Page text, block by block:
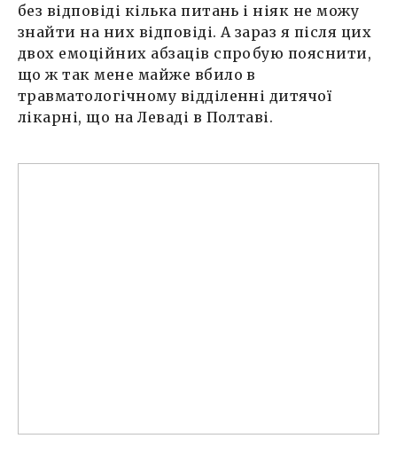
без відповіді кілька питань і ніяк не можу
знайти на них відповіді. А зараз я після цих
двох емоційних абзаців спробую пояснити,
що ж так мене майже вбило в
травматологічному відділенні дитячої
лікарні, що на Леваді в Полтаві.